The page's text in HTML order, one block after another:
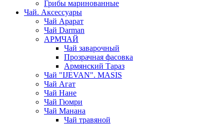
Грибы маринованные
Чай. Аксессуары
Чай Арарат
Чай Darman
АРМЧАЙ
Чай заварочный
Прозрачная фасовка
Армянский Тараз
Чай "IJEVAN". MASIS
Чай Агат
Чай Нане
Чай Гюмри
Чай Манана
Чай травяной